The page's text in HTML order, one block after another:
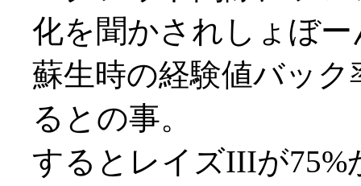
化を聞かされしょぼー
蘇生時の経験値バッ
るとの事。
するとレイズIIIが